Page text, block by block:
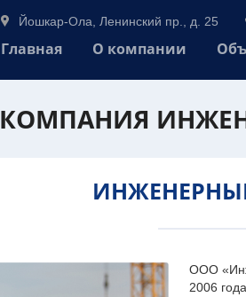
Йошкар-Ола, Ленинский пр., д. 25
Главная О компании
КОМПАНИЯ
ООО
2006